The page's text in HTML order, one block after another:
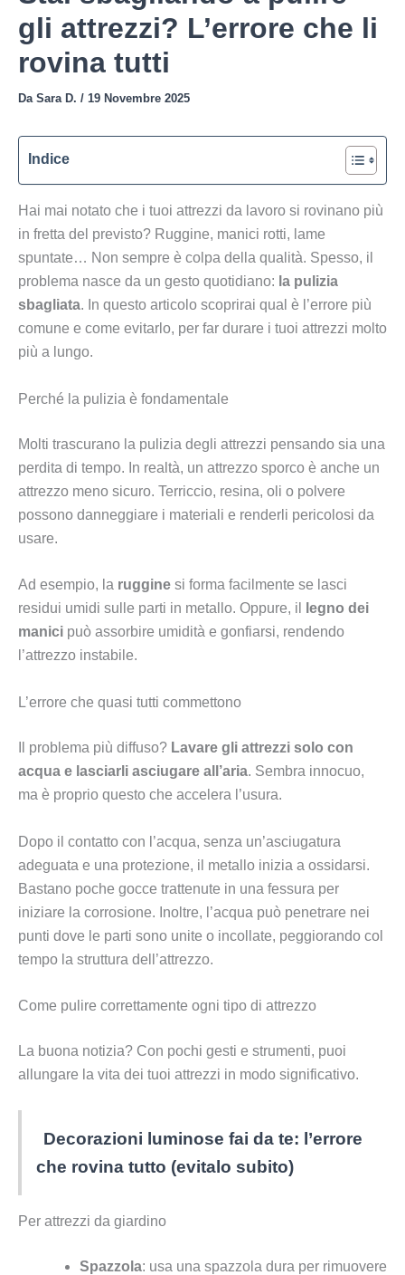
gli attrezzi? L’errore che li
rovina tutti
Da Sara D. / 19 Novembre 2025
Indice
Hai mai notato che i tuoi attrezzi da lavoro si rovinano più
in fretta del previsto? Ruggine, manici rotti, lame
spuntate… Non sempre è colpa della qualità. Spesso, il
problema nasce da un gesto quotidiano: la pulizia
sbagliata. In questo articolo scoprirai qual è l’errore più
comune e come evitarlo, per far durare i tuoi attrezzi molto
più a lungo.
Perché la pulizia è fondamentale
Molti trascurano la pulizia degli attrezzi pensando sia una
perdita di tempo. In realtà, un attrezzo sporco è anche un
attrezzo meno sicuro. Terriccio, resina, oli o polvere
possono danneggiare i materiali e renderli pericolosi da
usare.
Ad esempio, la ruggine si forma facilmente se lasci
residui umidi sulle parti in metallo. Oppure, il
legno dei
manici può assorbire umidità e gonfiarsi, rendendo
l’attrezzo instabile.
L’errore che quasi tutti commettono
Il problema più diffuso? Lavare gli attrezzi solo con
acqua e lasciarli asciugare all’aria. Sembra innocuo,
ma è proprio questo che accelera l’usura.
Dopo il contatto con l’acqua, senza un’asciugatura
adeguata e una protezione, il metallo inizia a ossidarsi.
Bastano poche gocce trattenute in una fessura per
iniziare la corrosione. Inoltre, l’acqua può penetrare nei
punti dove le parti sono unite o incollate, peggiorando col
tempo la struttura dell’attrezzo.
Come pulire correttamente ogni tipo di attrezzo
La buona notizia? Con pochi gesti e strumenti, puoi
allungare la vita dei tuoi attrezzi in modo significativo.
Decorazioni luminose fai da te: l’errore
che rovina tutto (evitalo subito)
Per attrezzi da giardino
Spazzola: usa una spazzola dura per rimuovere